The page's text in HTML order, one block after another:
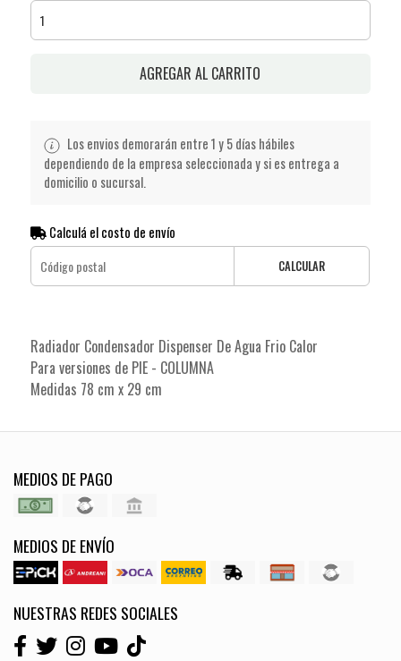
AGREGAR AL CARRITO
Los envios demorarán entre 1 y 5 días hábiles
dependiendo de la empresa seleccionada y si es entrega a
domicilio o sucursal.
Calculá el costo de envío
CALCULAR
Radiador Condensador Dispenser De Agua Frio Calor
Para versiones de PIE - COLUMNA
Medidas 78 cm x 29 cm
MEDIOS DE PAGO
MEDIOS DE ENVÍO
NUESTRAS REDES SOCIALES